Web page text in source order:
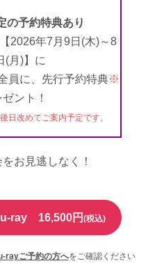
予約特典あり
2026年7月9日(木)～8
(月)】に
員に、先行予約特典※
ント！
日改めてご案内予定です。
お見逃しなく！
ray 16,500円 (税込)
rayご予約の方へをご確認ください